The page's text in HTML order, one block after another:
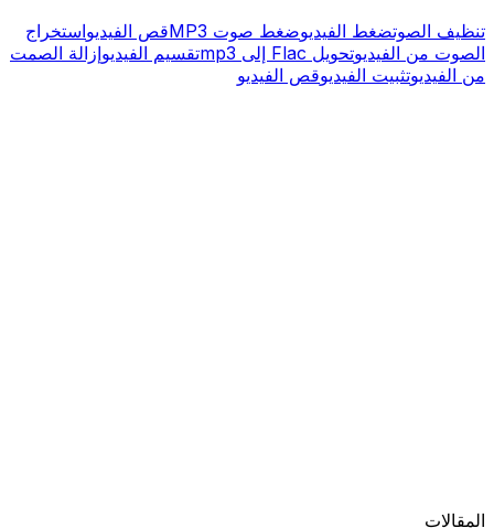
تنظيف الصوتضغط الفيديوضغط صوت MP3 قص الفيديواستخراج
الصوت من الفيديوتحويل Flac إلى mp3 تقسيم الفيديوإزالة الصمت
من الفيديوتثبيت الفيديوقص الفيديو
المقالات